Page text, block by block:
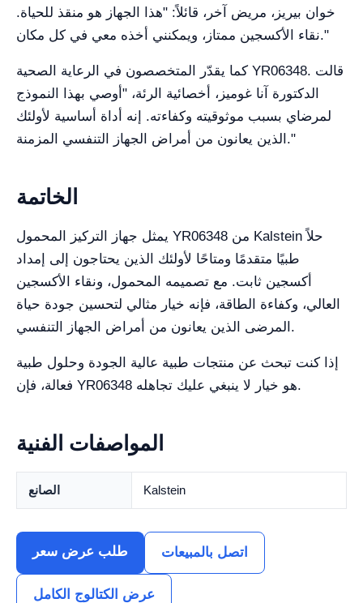
خوان بيريز، مريض آخر، قائلاً: "هذا الجهاز هو منقذ للحياة.
نقاء الأكسجين ممتاز، ويمكنني أخذه معي في كل مكان."
كما يقدّر المتخصصون في الرعاية الصحية YR06348. قالت
الدكتورة آنا غوميز، أخصائية الرئة، "أوصي بهذا النموذج
لمرضاي بسبب موثوقيته وكفاءته. إنه أداة أساسية لأولئك
الذين يعانون من أمراض الجهاز التنفسي المزمنة."
الخاتمة
يمثل جهاز التركيز المحمول YR06348 من Kalstein حلاً
طبيًا متقدمًا ومتاحًا لأولئك الذين يحتاجون إلى إمداد
أكسجين ثابت. مع تصميمه المحمول، ونقاء الأكسجين
العالي، وكفاءة الطاقة، فإنه خيار مثالي لتحسين جودة حياة
المرضى الذين يعانون من أمراض الجهاز التنفسي.
إذا كنت تبحث عن منتجات طبية عالية الجودة وحلول طبية
فعالة، فإن YR06348 هو خيار لا ينبغي عليك تجاهله.
المواصفات الفنية
الصانع Kalstein
طلب عرض سعر اتصل بالمبيعات
عرض الكتالوج الكامل